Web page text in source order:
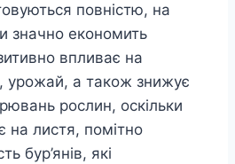
повністю, на
значно економить
впливає на
урожай, а також знижує
рослин, оскільки
на листя, помітно
бур’янів, які